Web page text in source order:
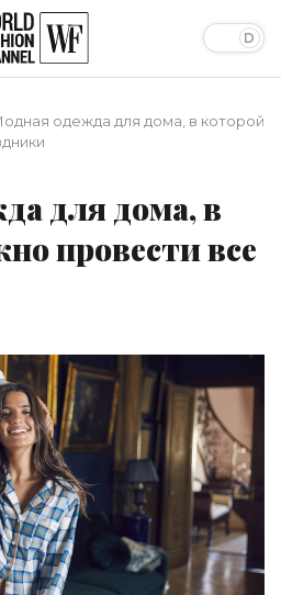
одежда для дома, в которой
для дома, в
провести все